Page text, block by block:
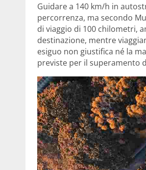
Guidare a 140 km/h in
percorrenza, ma secondo
di viaggio di 100 chilometri,
destinazione, mentre
esiguo non giustifica né la
previste per il superamento